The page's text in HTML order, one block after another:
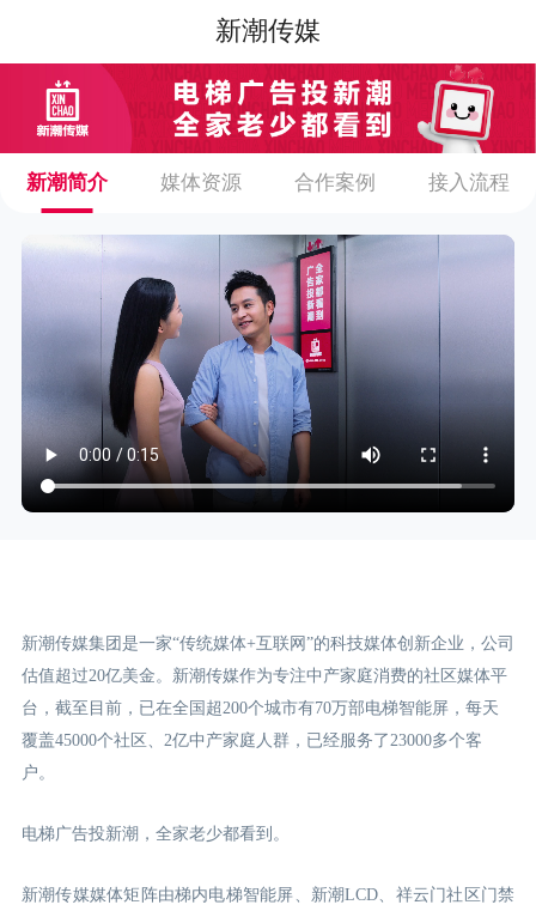
新潮传媒
新潮简介 媒体资源 合作案例 接入流程
新潮传媒集团是一家“传统媒体+互联网”的科技媒体创新企业，公司
估值超过20亿美金。新潮传媒作为专注中产家庭消费的社区媒体平
台，截至目前，已在全国超200个城市有70万部电梯智能屏，每天
覆盖45000个社区、2亿中产家庭人群，已经服务了23000多个客
户。
电梯广告投新潮，全家老少都看到。
新潮传媒媒体矩阵由梯内电梯智能屏、新潮LCD、祥云门社区门禁